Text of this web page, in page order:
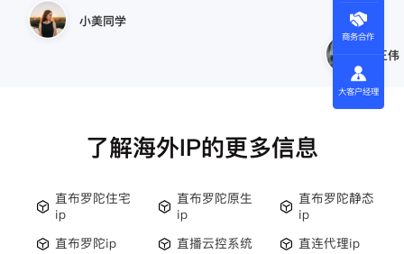
小美同学
王伟
了解海外IP的更多信息
直布罗陀住宅
ip
直布罗陀原生
ip
直布罗陀静态
ip
直布罗陀ip
直播云控系统 直连代理ip
商务合作
大客户经理